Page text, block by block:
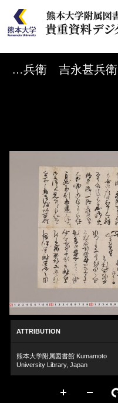
Media Viewer
冨嶋猪兵衛 吉永甚兵衛 矢野六左衛門 連署状
ATTRIBUTION
熊本大学附属図書館 Kumamoto
University Library, Japan